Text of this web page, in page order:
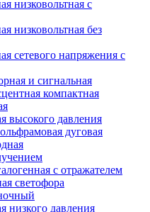
низковольтная с
низковольтная без
сетевого напряжения с
и сигнальная
компактная
высокого давления
дуговая
с отражателем
светофора
низкого давления